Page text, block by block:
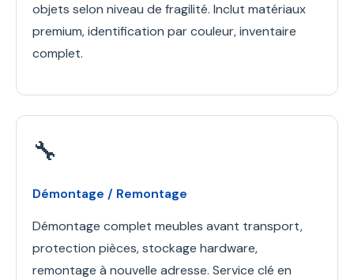
objets selon niveau de fragilité. Inclut matériaux
premium, identification par couleur, inventaire
complet.
🔧
Démontage / Remontage
Démontage complet meubles avant transport,
protection pièces, stockage hardware,
remontage à nouvelle adresse. Service clé en